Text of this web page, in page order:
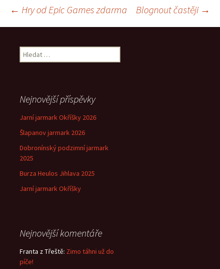
Navigace
pro
← Hry od Epic Games zdarma Blognout častěji →
Vyhledávání
Nejnovější příspěvky
Jarní jarmark Okříšky 2026
Šlapanov jarmark 2026
Dobronínský podzimní jarmark
2025
Burza Heulos Jihlava 2025
Jarní jarmark Okříšky
Nejnovější komentáře
Franta z Třeště: Zimo táhni už do
píče!